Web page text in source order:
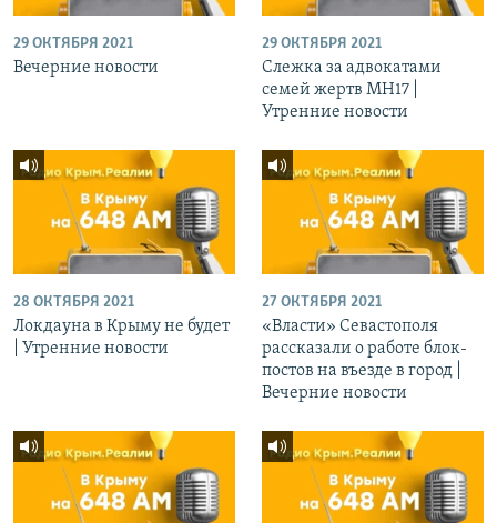
29 ОКТЯБРЯ 2021
Вечерние новости
29 ОКТЯБРЯ 2021
Слежка за адвокатами
семей жертв МН17 |
Утренние новости
28 ОКТЯБРЯ 2021
Локдауна в Крыму не будет
| Утренние новости
27 ОКТЯБРЯ 2021
«Власти» Севастополя
рассказали о работе блок-
постов на въезде в город |
Вечерние новости